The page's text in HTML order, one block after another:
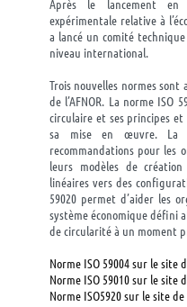
Après le lancement en
expérimentale relative à
a lancé un comité
niveau international.
Trois nouvelles normes sont
de l’AFNOR. La norme ISO
circulaire et ses principes
sa mise en œuvre. La
recommandations pour les
leurs modèles de
linéaires vers des
59020 permet d’aider les
système économique défini
de circularité à un moment
Norme ISO 59004 sur le site
Norme ISO 59010 sur le site
Norme ISO5920 sur le site de